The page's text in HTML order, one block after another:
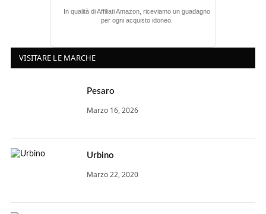
In qualità di Affiliati Amazon, riceviamo un guadagno
per ogni acquisto idoneo.
VISITARE LE MARCHE
Pesaro
Marzo 16, 2026
Urbino
Marzo 22, 2020